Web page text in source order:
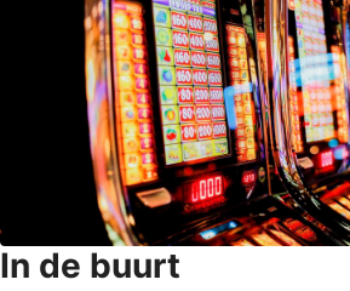
In de buurt